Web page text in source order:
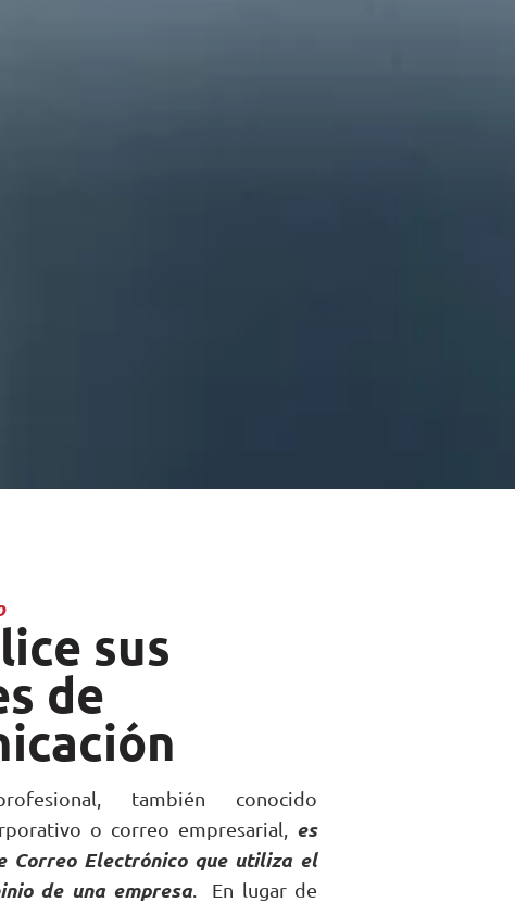
sus
de
también conocido
o correo empresarial,
es
Correo Electrónico que utiliza el
de una empresa. En lugar de